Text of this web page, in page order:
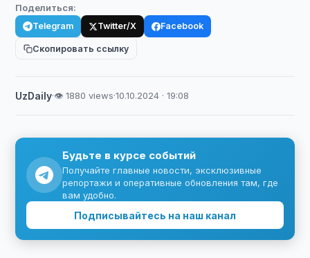
Поделиться:
Telegram Twitter/X Facebook
Скопировать ссылку
UzDaily·👁 1880 views·10.10.2024 · 19:08
Будьте в курсе событий
Получайте главные новости, эксклюзивные
репортажи и оперативные обновления там, где
вам удобно.
Подписывайтесь на наш канал